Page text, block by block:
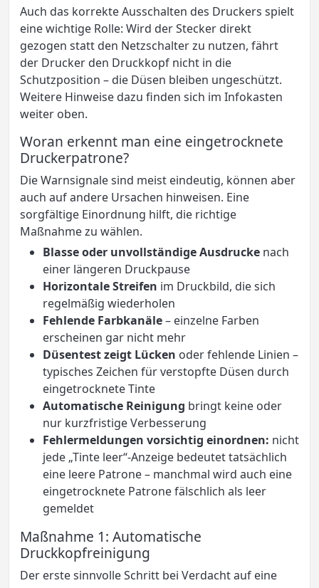
Auch das korrekte Ausschalten des Druckers spielt
eine wichtige Rolle: Wird der Stecker direkt
gezogen statt den Netzschalter zu nutzen, fährt
der Drucker den Druckkopf nicht in die
Schutzposition – die Düsen bleiben ungeschützt.
Weitere Hinweise dazu finden sich im Infokasten
weiter oben.
Woran erkennt man eine eingetrocknete
Druckerpatrone?
Die Warnsignale sind meist eindeutig, können aber
auch auf andere Ursachen hinweisen. Eine
sorgfältige Einordnung hilft, die richtige
Maßnahme zu wählen.
Blasse oder unvollständige Ausdrucke nach
einer längeren Druckpause
Horizontale Streifen im Druckbild, die sich
regelmäßig wiederholen
Fehlende Farbkanäle– einzelne Farben
erscheinen gar nicht mehr
Düsentest zeigt Lücken oder fehlende Linien –
typisches Zeichen für verstopfte Düsen durch
eingetrocknete Tinte
Automatische Reinigung bringt keine oder
nur kurzfristige Verbesserung
Fehlermeldungen vorsichtig einordnen: nicht
jede „Tinte leer“-Anzeige bedeutet tatsächlich
eine leere Patrone – manchmal wird auch eine
eingetrocknete Patrone fälschlich als leer
gemeldet
Maßnahme 1: Automatische
Druckkopfreinigung
Der erste sinnvolle Schritt bei Verdacht auf eine